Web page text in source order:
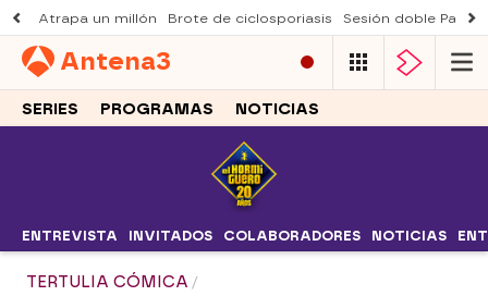
Atrapa un millón Brote de ciclosporiasis Sesión doble
Antena3
SERIES PROGRAMAS NOTICIAS
ENTREVISTA INVITADOS COLABORADORES NOTICIAS
TERTULIA CÓMICA